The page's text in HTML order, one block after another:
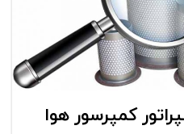
کمپرسور هوا